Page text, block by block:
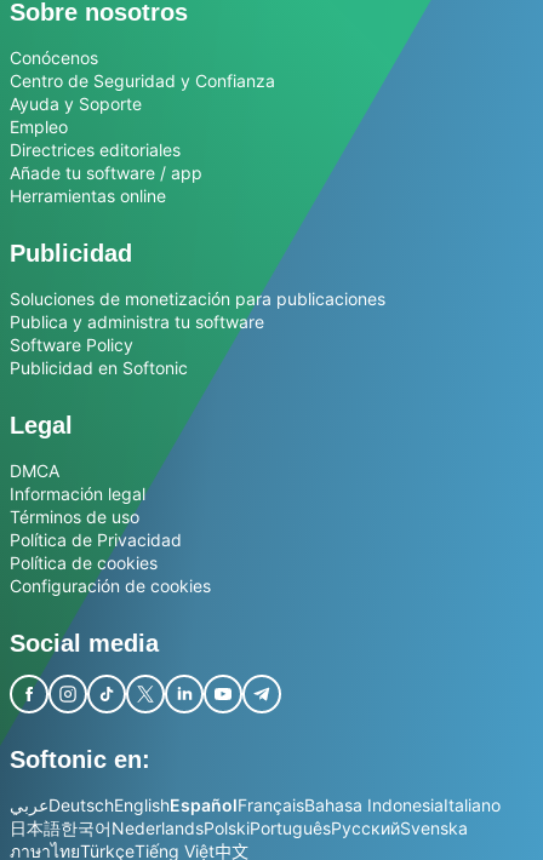
Sobre nosotros
Conócenos
Centro de Seguridad y Confianza
Ayuda y Soporte
Empleo
Directrices editoriales
Añade tu software / app
Herramientas online
Publicidad
Soluciones de monetización para publicaciones
Publica y administra tu software
Software Policy
Publicidad en Softonic
Legal
DMCA
Información legal
Términos de uso
Política de Privacidad
Política de cookies
Configuración de cookies
Social media
Softonic en:
عربيDeutschEnglishEspañolFrançaisBahasa IndonesiaItaliano
日本語한국어NederlandsPolskiPortuguêsРусскийSvenska
ภาษาไทยTürkçeTiếng Việt中文